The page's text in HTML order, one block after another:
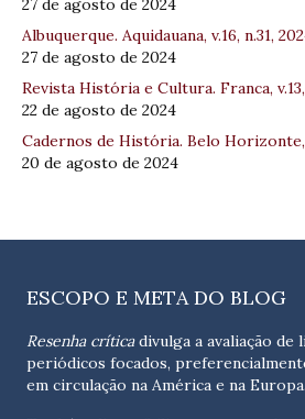
27 de agosto de 2024
Albuquerque. Aquidauana, v.16, n.31,
27 de agosto de 2024
Revista História e Cultura. Franca, v.13,
22 de agosto de 2024
Cadernos de História. Belo Horizonte,
20 de agosto de 2024
ESCOPO E META DO BLOG
Resenha críticadivulga a avaliação de
periódicos focados,
em circulação na América e na Europa.